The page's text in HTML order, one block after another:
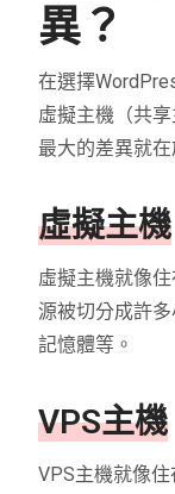
異？
在選擇
虛擬主機（共
最大的差異就
虛擬主機
虛擬主機就像
源被切分成許
記憶體等。
VPS主機
VPS主機就像